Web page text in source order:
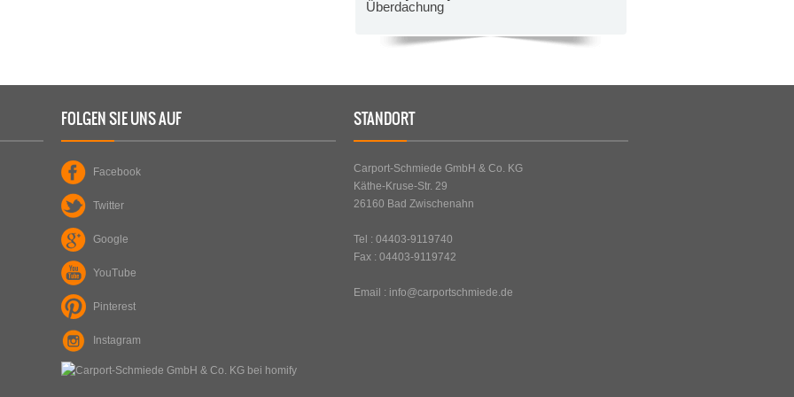
ORT : LÜDERSBURG
ERFAHREN SIE MEHR
ART
STAHLCARPORT / GERÄTERAUM /
SICHTSCHUTZ
TYP :
GERÄTERÄUME UND
Überdachung
FOLGEN SIE UNS AUF
Facebook
Twitter
Google
YouTube
Pinterest
Instagram
STANDORT
Carport-Schmiede GmbH & Co. KG
Käthe-Kruse-Str. 29
26160 Bad Zwischenahn
Tel : 04403-9119740
Fax : 04403-9119742
Email : info@carportschmiede.de